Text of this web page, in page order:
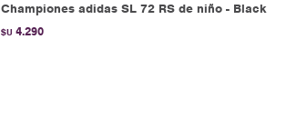
Championes adidas SL 72 RS de niño - Black
$U 4.290